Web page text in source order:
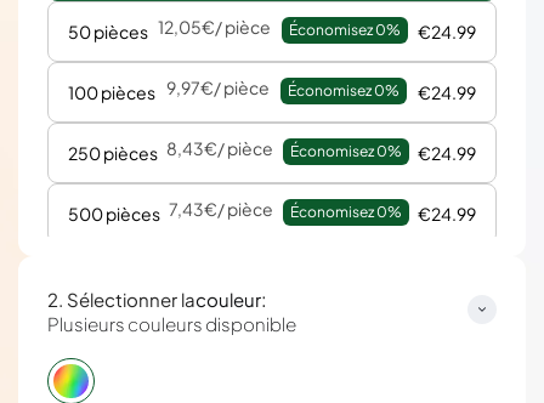
50 pièces 12,05€/ pièce Économisez 0% €24.99
100 pièces 9,97€/ pièce Économisez 0% €24.99
250 pièces 8,43€/ pièce Économisez 0% €24.99
500 pièces 7,43€/ pièce Économisez 0% €24.99
2. Sélectionner lacouleur:
Plusieurs couleurs disponible